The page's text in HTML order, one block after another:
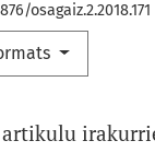
osagaiz.2.2018.171
artikulu